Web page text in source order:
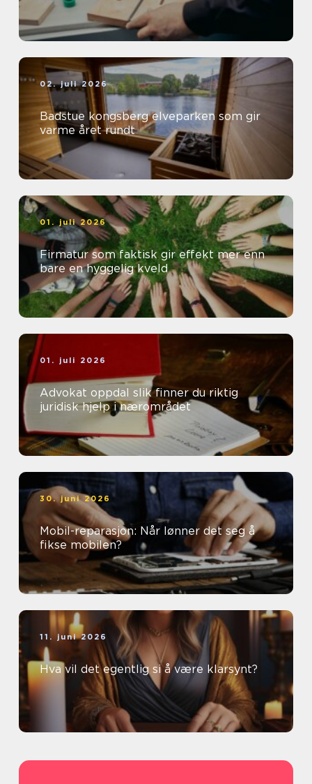
02. juli 2026
Badstue kongsberg elveparken som gir
varme året rundt
01. juli 2026
Firmatur som faktisk gir effekt mer enn
bare en hyggelig kveld
01. juli 2026
Advokat oppdal slik finner du riktig
juridisk hjelp i nærområdet
30. juni 2026
Mobil-reparasjon: Når lønner det seg å
fikse mobilen?
11. juni 2026
Hva vil det egentlig si å være klarsynt?